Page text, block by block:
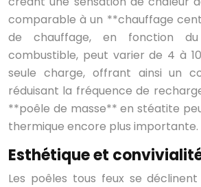
comparable à un **chauffage
de chauffage, en fonction
combustible, peut varier de 4 à
seule charge, offrant ainsi un
réduisant la fréquence de
**poêle de masse** en stéatite
thermique encore plus importante.
Esthétique et
Les poêles tous feux se